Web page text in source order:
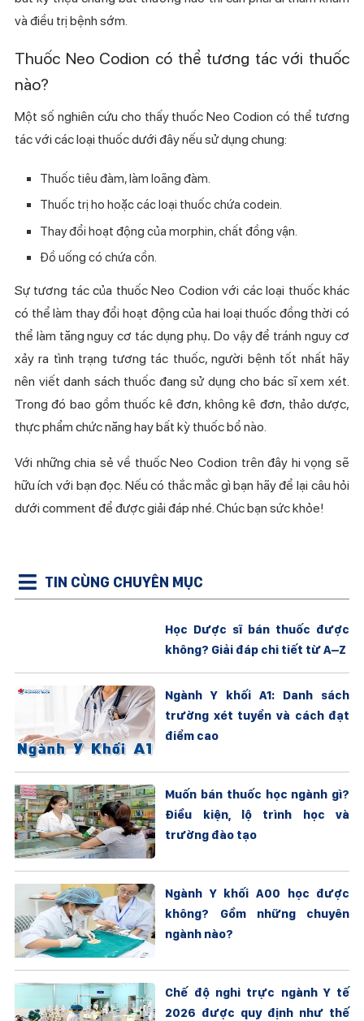
và điều trị bệnh sớm.
Thuốc Neo Codion có thể tương tác với thuốc
nào?
Một số nghiên cứu cho thấy thuốc Neo Codion có thể tương
tác với các loại thuốc dưới đây nếu sử dụng chung:
Thuốc tiêu đàm, làm loãng đàm.
Thuốc trị ho hoặc các loại thuốc chứa codein.
Thay đổi hoạt động của morphin, chất đồng vận.
Đồ uống có chứa cồn.
Sự tương tác của thuốc Neo Codion với các loại thuốc khác
có thể làm thay đổi hoạt động của hai loại thuốc đồng thời có
thể làm tăng nguy cơ tác dụng phụ. Do vậy để tránh nguy cơ
xảy ra tình trạng tương tác thuốc, người bệnh tốt nhất hãy
nên viết danh sách thuốc đang sử dụng cho bác sĩ xem xét.
Trong đó bao gồm thuốc kê đơn, không kê đơn, thảo dược,
thực phẩm chức năng hay bất kỳ thuốc bổ nào.
Với những chia sẻ về thuốc Neo Codion trên đây hi vọng sẽ
hữu ích với bạn đọc. Nếu có thắc mắc gì bạn hãy để lại câu hỏi
dưới comment để được giải đáp nhé. Chúc bạn sức khỏe!
TIN CÙNG CHUYÊN MỤC
Học Dược sĩ bán thuốc được
không? Giải đáp chi tiết từ A–Z
Ngành Y khối A1: Danh sách
trường xét tuyển và cách đạt
điểm cao
Muốn bán thuốc học ngành gì?
Điều kiện, lộ trình học và
trường đào tạo
Ngành Y khối A00 học được
không? Gồm những chuyên
ngành nào?
Chế độ nghỉ trực ngành Y tế
2026 được quy định như thế